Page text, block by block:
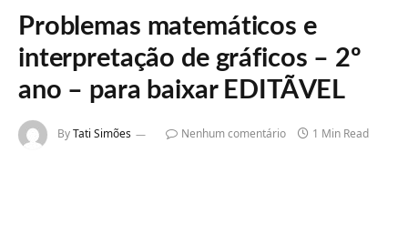
Problemas matemáticos e
interpretação de gráficos – 2º
ano – para baixar EDITÃVEL
ByTati Simões Nenhum comentário 1 Min Read